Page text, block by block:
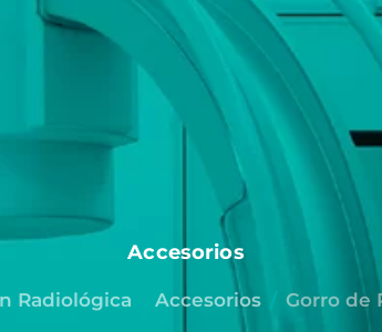
Accesorios
Radiológica Accesorios Gorro de